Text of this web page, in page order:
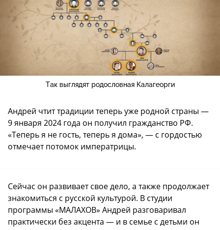
Так выглядят родословная Калагеорги
Андрей чтит традиции теперь уже родной страны —
9 января 2024 года он получил гражданство РФ.
«Теперь я не гость, теперь я дома», — с гордостью
отмечает потомок императрицы.
Сейчас он развивает свое дело, а также продолжает
знакомиться с русской культурой. В студии
программы «МАЛАХОВ» Андрей разговаривал
практически без акцента — и в семье с детьми он